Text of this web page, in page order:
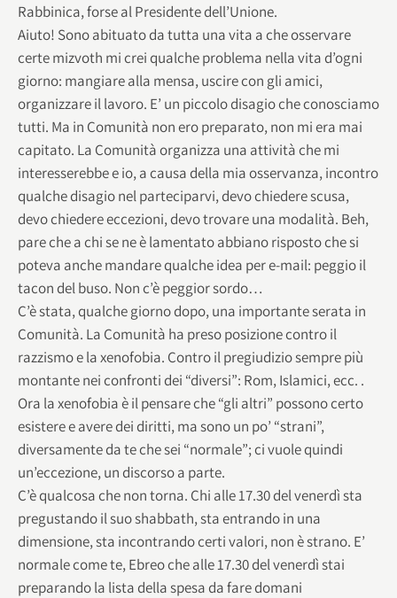
Rabbinica, forse al Presidente dell’Unione.
Aiuto! Sono abituato da tutta una vita a che osservare
certe mizvoth mi crei qualche problema nella vita d’ogni
giorno: mangiare alla mensa, uscire con gli amici,
organizzare il lavoro. E’ un piccolo disagio che conosciamo
tutti. Ma in Comunità non ero preparato, non mi era mai
capitato. La Comunità organizza una attività che mi
interesserebbe e io, a causa della mia osservanza, incontro
qualche disagio nel parteciparvi, devo chiedere scusa,
devo chiedere eccezioni, devo trovare una modalità. Beh,
pare che a chi se ne è lamentato abbiano risposto che si
poteva anche mandare qualche idea per e-mail: peggio il
tacon del buso. Non c’è peggior sordo…
C’è stata, qualche giorno dopo, una importante serata in
Comunità. La Comunità ha preso posizione contro il
razzismo e la xenofobia. Contro il pregiudizio sempre più
montante nei confronti dei “diversi”: Rom, Islamici, ecc. .
Ora la xenofobia è il pensare che “gli altri” possono certo
esistere e avere dei diritti, ma sono un po’ “strani”,
diversamente da te che sei “normale”; ci vuole quindi
un’eccezione, un discorso a parte.
C’è qualcosa che non torna. Chi alle 17.30 del venerdì sta
pregustando il suo shabbath, sta entrando in una
dimensione, sta incontrando certi valori, non è strano. E’
normale come te, Ebreo che alle 17.30 del venerdì stai
preparando la lista della spesa da fare domani